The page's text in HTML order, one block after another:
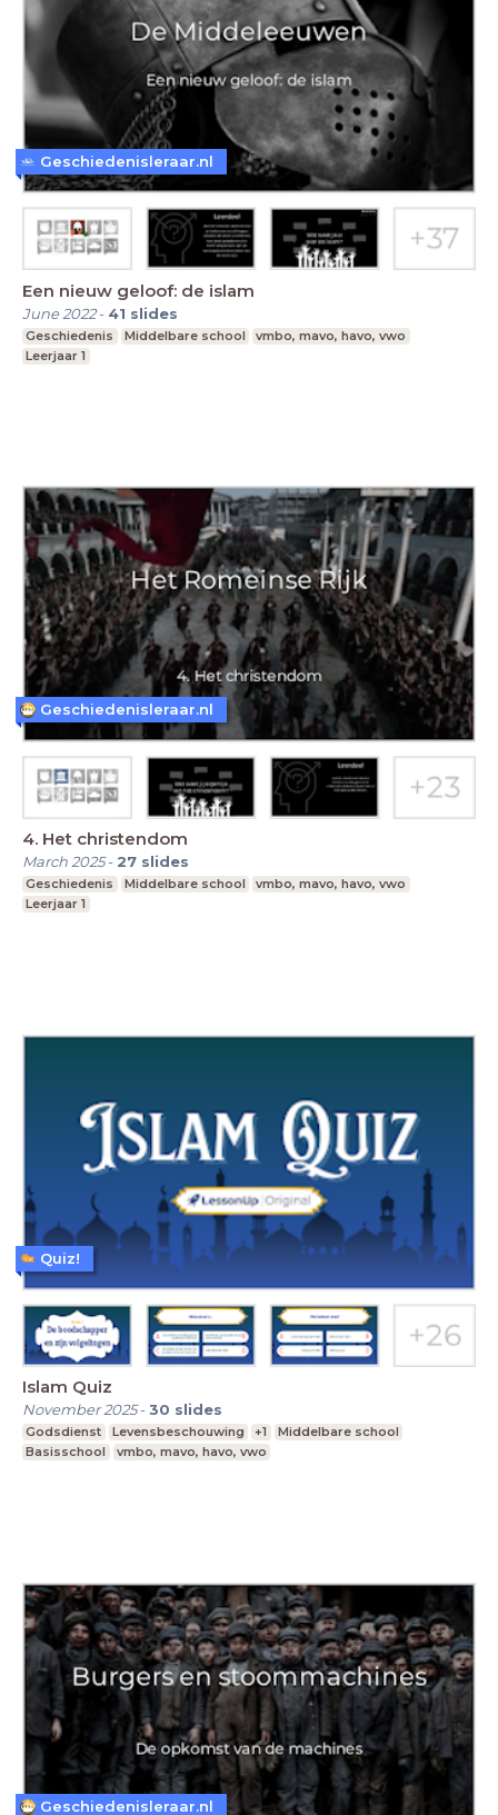
Een nieuw geloof: de islam
June 2022- 41 slides
Geschiedenis Middelbare school
vmbo, mavo, havo, vwo
Leerjaar 1
Geschiedenisleraar.nl
4. Het christendom
March 2025- 27 slides
Geschiedenis Middelbare school
vmbo, mavo, havo, vwo
Leerjaar 1
Geschiedenisleraar.nl
Islam Quiz
November 2025-30 slides
Godsdienst Levensbeschouwing +1
Middelbare school
Basisschool
vmbo, mavo, havo, vwo
Quiz!
Geschiedenisleraar.nl